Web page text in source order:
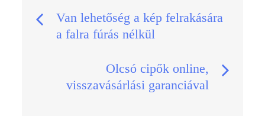
Bejegyzés
navigáció
Van lehetőség a kép felrakására
a falra fúrás nélkül
Olcsó cipők online,
visszavásárlási garanciával